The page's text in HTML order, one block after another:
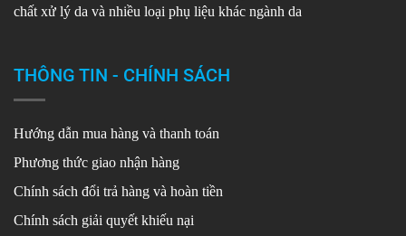
chất xử lý da và nhiều loại phụ liệu khác ngành da
THÔNG TIN - CHÍNH SÁCH
Hướng dẫn mua hàng và thanh toán
Phương thức giao nhận hàng
Chính sách đổi trả hàng và hoàn tiền
Chính sách giải quyết khiếu nại